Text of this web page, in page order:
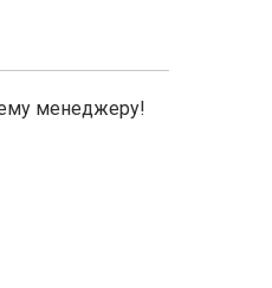
менеджеру!